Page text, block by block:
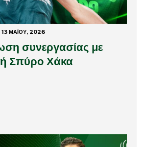
13 ΜΑΪ́ΟΥ, 2026
συνεργασίας με
Σπύρο Χάκα